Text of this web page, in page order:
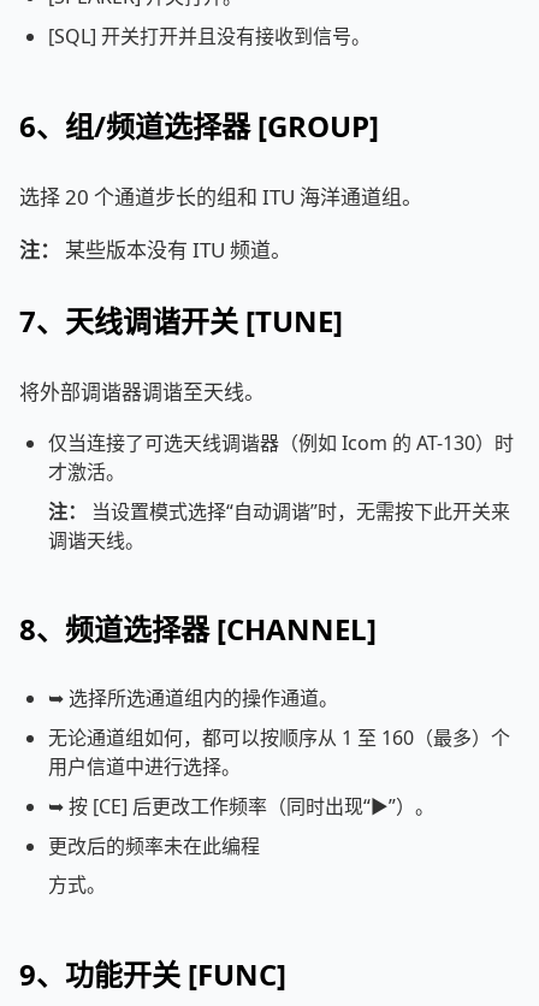
[SQL] 开关打开并且没有接收到信号。
6、组/频道选择器 [GROUP]
选择 20 个通道步长的组和 ITU 海洋通道组。
注：
某些版本没有 ITU 频道。
7、天线调谐开关 [TUNE]
将外部调谐器调谐至天线。
仅当连接了可选天线调谐器（例如 Icom 的 AT-130）时
才激活。
注：
当设置模式选择“自动调谐”时，无需按下此开关来
调谐天线。
8、频道选择器 [CHANNEL]
➥ 选择所选通道组内的操作通道。
无论通道组如何，都可以按顺序从 1 至 160（最多）个
用户信道中进行选择。
➥ 按 [CE] 后更改工作频率（同时出现“►”）。
更改后的频率未在此编程
方式。
9、功能开关 [FUNC]